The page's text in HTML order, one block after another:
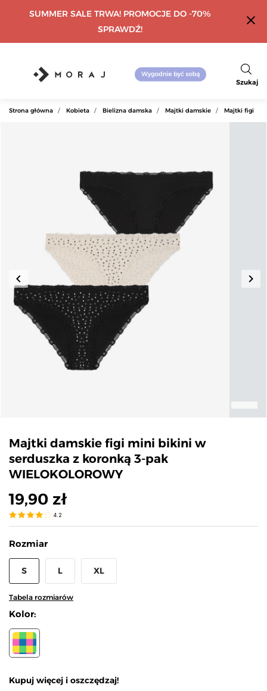
SUMMER SALE TRWA! PROMOCJE DO -70%
SPRAWDŹ!
close
Szukaj
Strona główna Kobieta Bielizna damska Majtki damskie Majtki figi
Poprzedni
keyboard_arrow_left keyboard_arrow_right
Majtki damskie figi mini bikini w
serduszka z koronką 3-pak
WIELOKOLOROWY
19,90 zł
4.2
Rozmiar
S L XL
Tabela rozmiarów
Kolor:
WIELOKOLOROWY
Kupuj więcej i oszczędzaj!